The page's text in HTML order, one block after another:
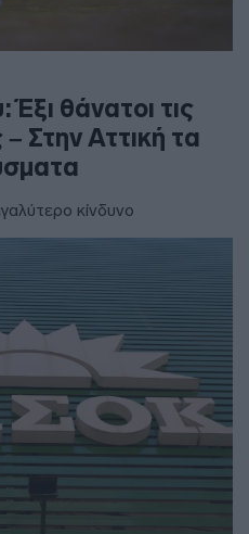
Έξι θάνατοι τις
Στην Αττική τα
κίνδυνο